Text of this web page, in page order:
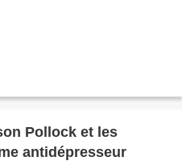
Pollock et les
comme antidépresseur